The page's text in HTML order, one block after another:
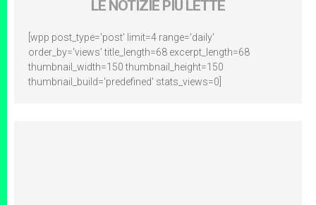
LE NOTIZIE PIÙ LETTE
[wpp post_type='post' limit=4 range='daily'
order_by='views' title_length=68 excerpt_length=68
thumbnail_width=150 thumbnail_height=150
thumbnail_build='predefined' stats_views=0]